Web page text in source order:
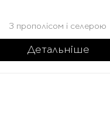
З прополісом і селерою
Детальніше